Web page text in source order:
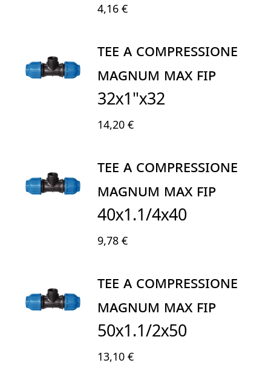
4,16 €
TEE A COMPRESSIONE
MAGNUM MAX FIP
32X1"X32
14,20 €
TEE A COMPRESSIONE
MAGNUM MAX FIP
40X1.1/4x40
9,78 €
TEE A COMPRESSIONE
MAGNUM MAX FIP
50X1.1/2x50
13,10 €